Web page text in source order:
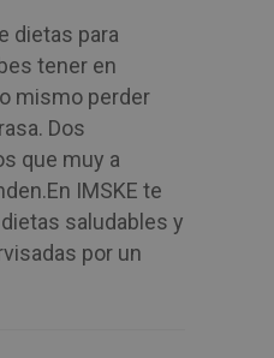
dietas para
tener en
mismo perder
Dos
que muy a
IMSKE te
saludables y
por un